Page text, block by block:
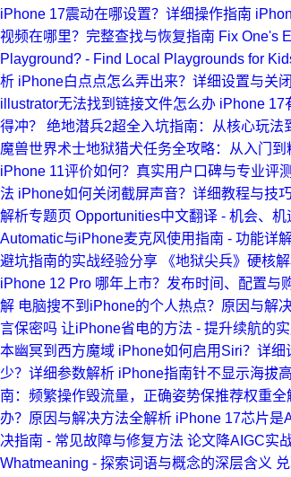
iPhone 17震动在哪设置？详细操作指南
视频在哪里？完整查找与恢复指南 Fix One's
Playground? - Find Local Playgrounds for
析 iPhone白点点怎么弄出来？详细设置与关
illustrator无法找到链接文件怎么办 iPhone 17
得冲？
绝地潜兵2超全入坑指南：从核心玩法
魔兽世界术士地狱猎犬任务全攻略：从入门到
iPhone 11评价如何？真实用户口碑与专业评
法 iPhone如何关闭截屏声音？详细教程与技
解析专题页 Opportunities中文翻译 - 机会、
Automatic与iPhone麦克风使用指南 - 功能详
避坑指南的实战经验分享
《地狱尖兵》硬核
iPhone 12 Pro 哪年上市？发布时间、配置与
解 电脑搜不到iPhone的个人热点？原因与解
言保密吗 让iPhone省电的方法 - 提升续航的
本幽冥到西方魔域 iPhone如何启用Siri？详细
少？详细参数解析 iPhone指南针不显示海拔
南：频繁操作毁流量，正确姿势保推荐权重全
办？原因与解决方法全解析 iPhone 17芯片是
决指南 - 常见故障与修复方法 论文降AIGC实
Whatmeaning - 探索词语与概念的深层含义